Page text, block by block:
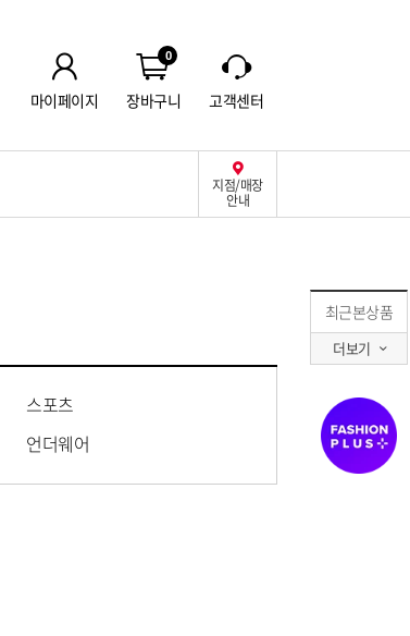
마이페이지
0
장바구니 고객센터
지점/매장
안내
최근본상품
더보기
스포츠
언더웨어